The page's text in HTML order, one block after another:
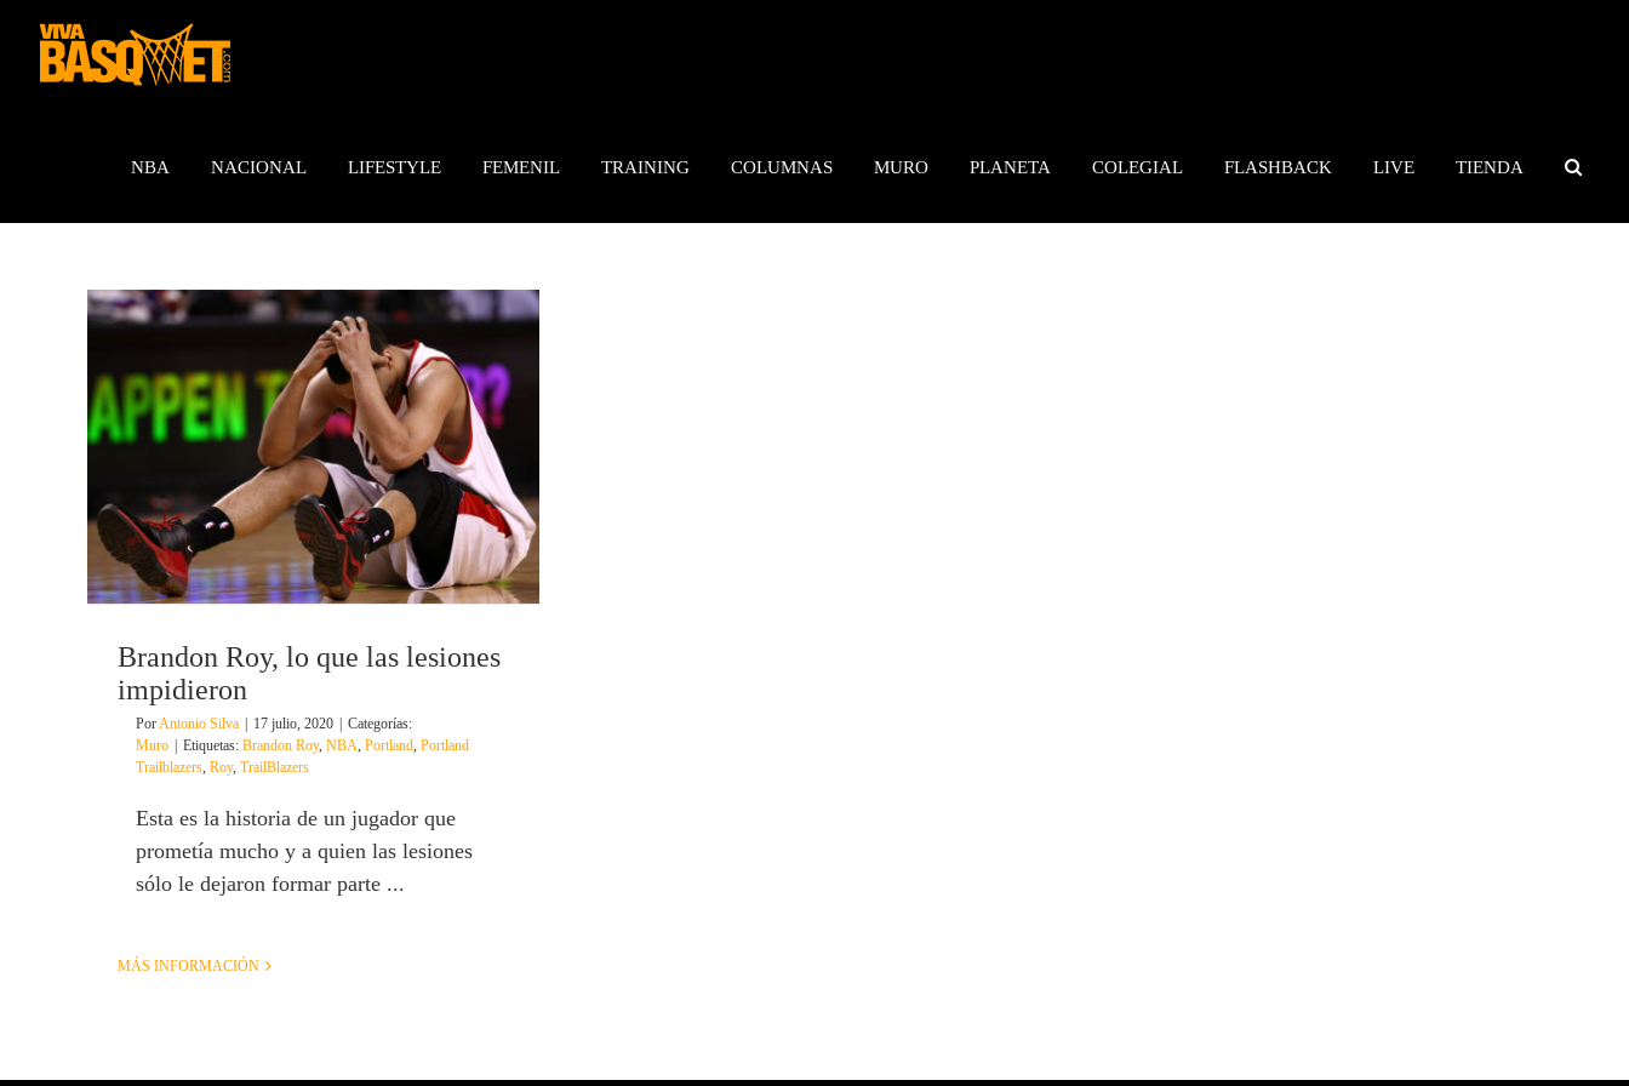
contenido
NBA NACIONAL LIFESTYLE FEMENIL TRAINING COLUMNAS MURO PLANETA COLEGIAL FLASHBACK LIVE TIENDA
Brandon Roy, lo que las lesiones
impidieron
PorAntonio Silva 17 julio, 2020
Categorías:
Muro
Etiquetas: Brandon Roy, NBA, Portland, Portland
Trailblazers, Roy, TrailBlazers
Esta es la historia de un jugador que
prometía mucho y a quien las lesiones
sólo le dejaron formar parte ...
MÁS INFORMACIÓN